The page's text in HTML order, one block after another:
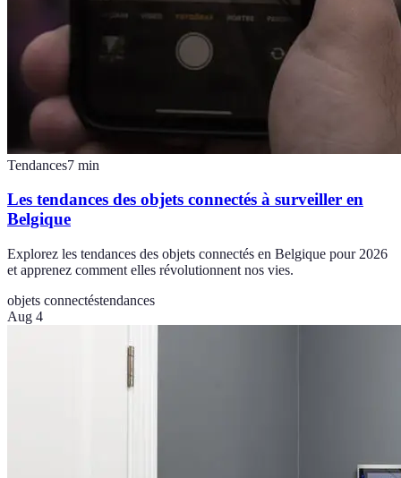
Tendances7 min
Les tendances des objets connectés à surveiller en
Belgique
Explorez les tendances des objets connectés en Belgique pour 2026
et apprenez comment elles révolutionnent nos vies.
objets connectéstendances
Aug 4